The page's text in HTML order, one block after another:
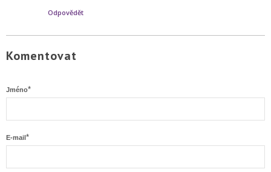
Odpovědět
Komentovat
Jméno*
E-mail*